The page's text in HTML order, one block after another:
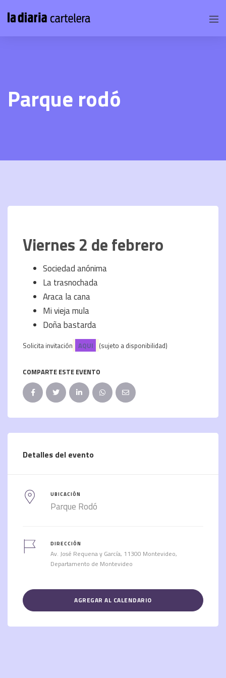
Parque rodó
Viernes 2 de febrero
Sociedad anónima
La trasnochada
Araca la cana
Mi vieja mula
Doña bastarda
Solicita invitación AQUI (sujeto a disponibilidad)
COMPARTE ESTE EVENTO
Detalles del evento
UBICACIÓN
Parque Rodó
DIRECCIÓN
Av. José Requena y García, 11300 Montevideo,
Departamento de Montevideo
AGREGAR AL CALENDARIO